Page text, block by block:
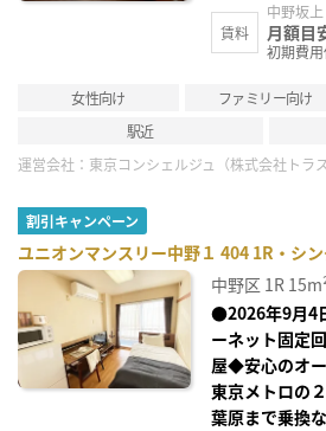
賃料
中野坂
月額目
初期費
女性向け ファミリー向け
駅近
運営会社： 東京コンシェルジュ（株式会社トラ
割引キャンペーン
ユニオンマンスリー中野１ 404 1R・シ
中野区 1R
●2026年9月4
ーネット固定
屋◆安心のオ
東京メトロの
葉原まで乗換